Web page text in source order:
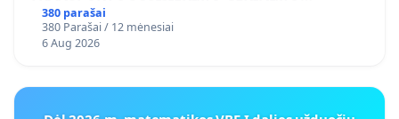
VOSYLIUKŲ KAIME
380 parašai
380 Parašai / 12 mėnesiai
6 Aug 2026